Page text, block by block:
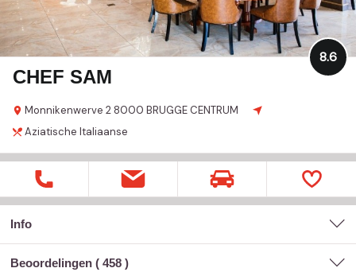
CHEF SAM
Monnikenwerve 28000 BRUGGE CENTRUM
8.6
Aziatische Italiaanse
Info
Beoordelingen ( 458 )